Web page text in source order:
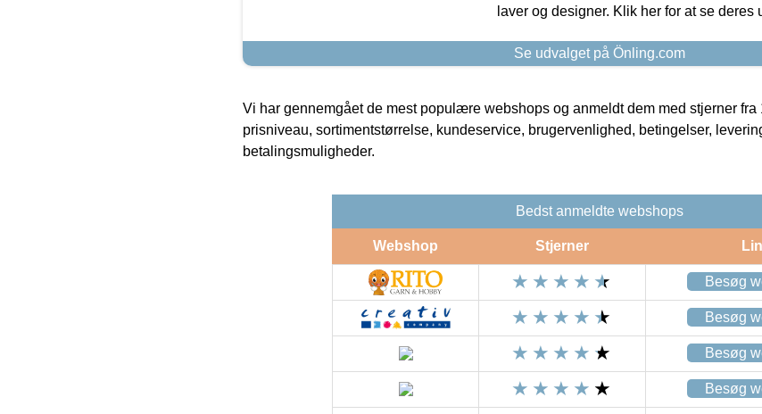
laver og designer. Klik her for at se deres
Se udvalget på Önling.com
Vi har gennemgået de mest populære webshops og anmeldt dem med stjerner fra
prisniveau, sortimentstørrelse, kundeservice, brugervenlighed, betingelser,
betalingsmuligheder.
Bedst anmeldte webshops
Webshop Stjerner
Besøg
Besøg
Besøg
Besøg